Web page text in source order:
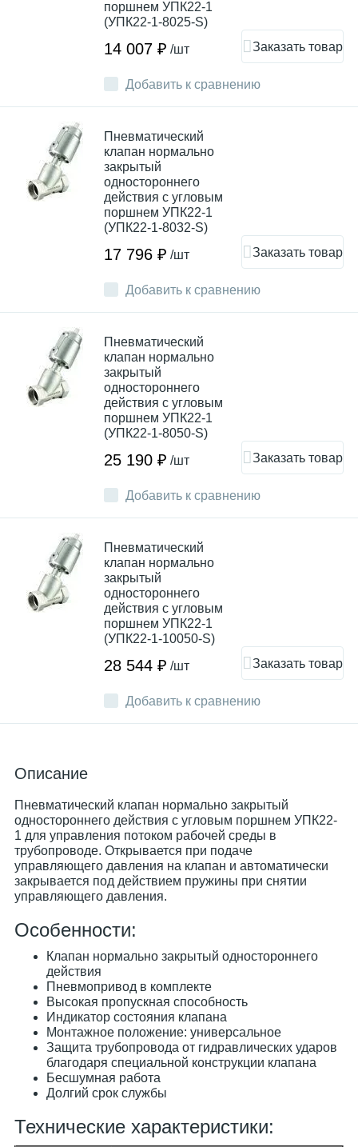
Добавить к сравнению
поршнем УПК22-1
(УПК22-1-8025-S)
14 007 ₽ /шт Заказать товар
Добавить к сравнению
Пневматический
клапан нормально
закрытый
одностороннего
действия с угловым
поршнем УПК22-1
(УПК22-1-8032-S)
17 796 ₽ /шт Заказать товар
Добавить к сравнению
Пневматический
клапан нормально
закрытый
одностороннего
действия с угловым
поршнем УПК22-1
(УПК22-1-8050-S)
25 190 ₽ /шт Заказать товар
Добавить к сравнению
Пневматический
клапан нормально
закрытый
одностороннего
действия с угловым
поршнем УПК22-1
(УПК22-1-10050-S)
28 544 ₽ /шт Заказать товар
Описание
Пневматический клапан нормально закрытый
одностороннего действия с угловым поршнем УПК22-
1 для управления потоком рабочей среды в
трубопроводе. Открывается при подаче
управляющего давления на клапан и автоматически
закрывается под действием пружины при снятии
управляющего давления.
Особенности:
Клапан нормально закрытый одностороннего
действия
Пневмопривод в комплекте
Высокая пропускная способность
Индикатор состояния клапана
Монтажное положение: универсальное
Защита трубопровода от гидравлических ударов
благодаря специальной конструкции клапана
Бесшумная работа
Долгий срок службы
Технические характеристики: